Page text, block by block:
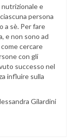
e
persona
a sè. Per fare
e non sono ad
cercare
con gli
successo nel
influire sulla
Gilardini